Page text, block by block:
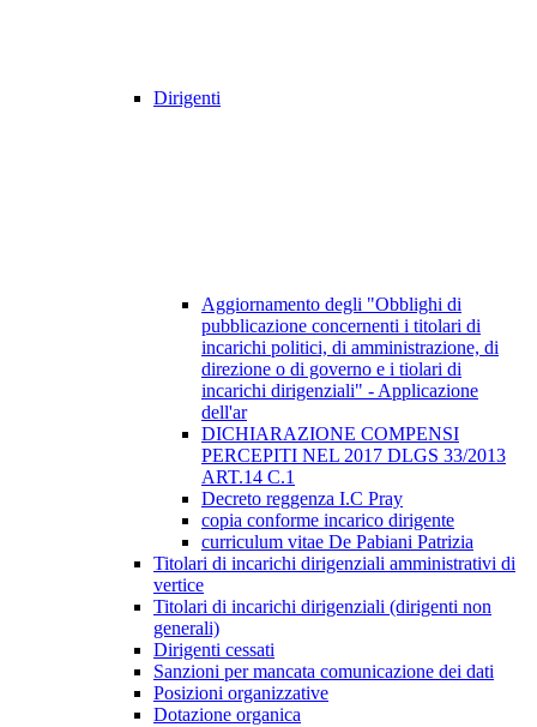
Dirigenti
Aggiornamento degli "Obblighi di
pubblicazione concernenti i titolari di
incarichi politici, di amministrazione, di
direzione o di governo e i tiolari di
incarichi dirigenziali" - Applicazione
dell'ar
DICHIARAZIONE COMPENSI
PERCEPITI NEL 2017 DLGS 33/2013
ART.14 C.1
Decreto reggenza I.C Pray
copia conforme incarico dirigente
curriculum vitae De Pabiani Patrizia
Titolari di incarichi dirigenziali amministrativi di
vertice
Titolari di incarichi dirigenziali (dirigenti non
generali)
Dirigenti cessati
Sanzioni per mancata comunicazione dei dati
Posizioni organizzative
Dotazione organica